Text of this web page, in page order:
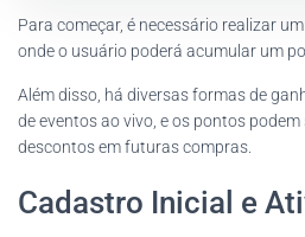
Para começar, é necessário realizar
onde o usuário poderá acumular um
Além disso, há diversas formas de
de eventos ao vivo, e os pontos
descontos em futuras compras.
Cadastro Inicial e